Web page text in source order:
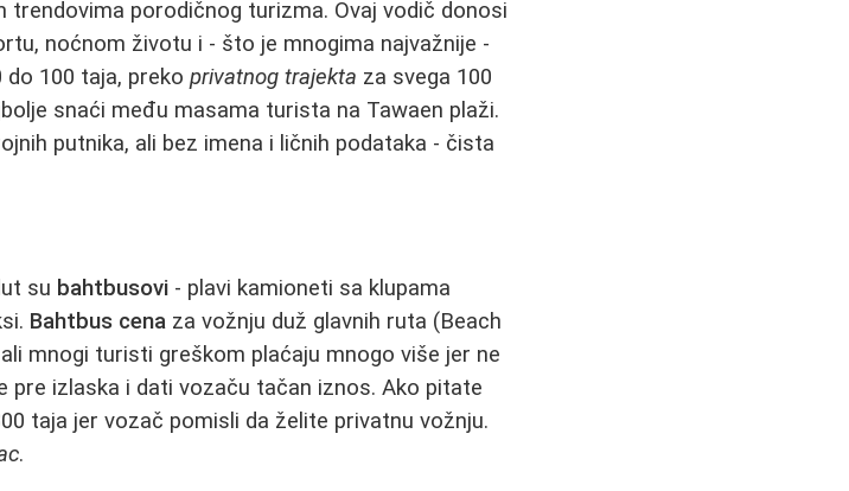
trendovima porodičnog turizma. Ovaj vodič donosi
noćnom životu i - što je mnogima najvažnije -
do 100 taja, prekoprivatnog trajekta za svega 100
snaći među masama turista na Tawaen plaži.
putnika, ali bez imena i ličnih podataka - čista
su bahtbusovi - plavi kamioneti sa klupama
Bahtbus cena za vožnju duž glavnih ruta (Beach
mnogi turisti greškom plaćaju mnogo više jer ne
izlaska i dati vozaču tačan iznos. Ako pitate
taja jer vozač pomisli da želite privatnu vožnju.
.